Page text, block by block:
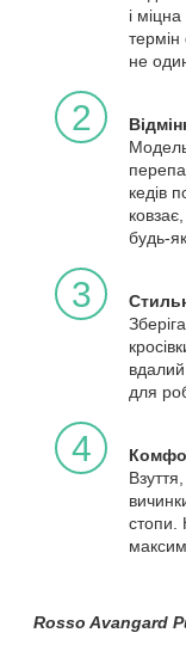
і
термін
не
2
кедів
будь-
3
вдалий
для
4
стопи.
Rosso Avangard